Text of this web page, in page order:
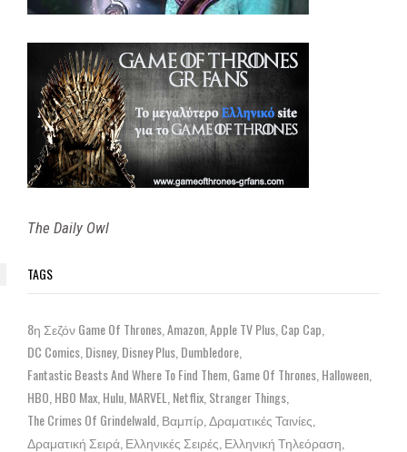
The Daily Owl
TAGS
8η Σεζόν Game Of Thrones Amazon Apple TV Plus Cap Cap
DC Comics Disney Disney Plus Dumbledore
Fantastic Beasts And Where To Find Them Game Of Thrones Halloween
HBO HBO Max Hulu MARVEL Netflix Stranger Things
The Crimes Of Grindelwald Βαμπίρ Δραματικές Ταινίες
Δραματική Σειρά Ελληνικές Σειρές Ελληνική Τηλεόραση